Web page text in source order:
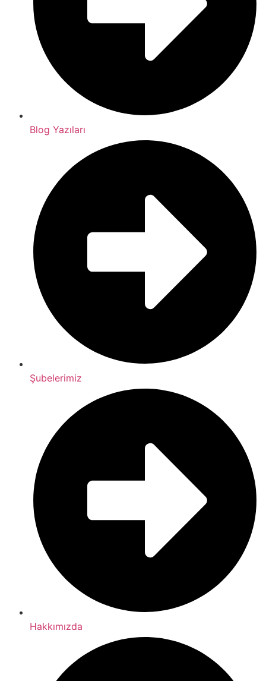
Blog Yazıları
Şubelerimiz
Hakkımızda